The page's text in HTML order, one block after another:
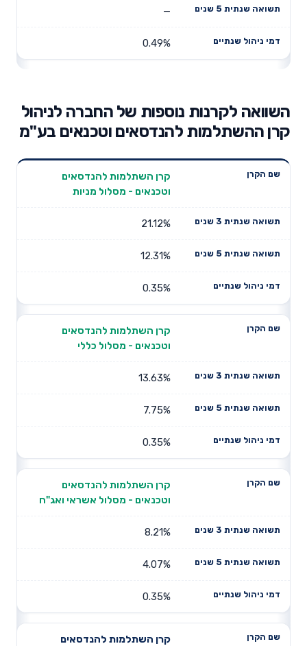
—
0.49%
השוואה לקרנות נוספות של החברה לניהול
קרן ההשתלמות להנדסאים וטכנאים בע"מ
שנתית 3
תשואה
שנתית 5
קרן השתלמות להנדסאים
וטכנאים - מסלול מניות
21.12%
12.31%
0.35%
קרן השתלמות להנדסאים
וטכנאים - מסלול כללי
13.63%
7.75%
0.35%
קרן השתלמות להנדסאים
וטכנאים - מסלול אשראי ואג"ח
8.21%
4.07%
0.35%
קרן השתלמות להנדסאים